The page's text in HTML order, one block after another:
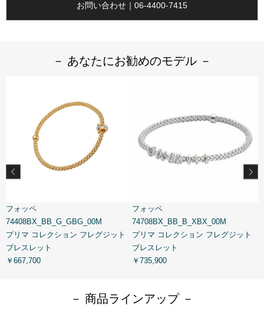
お問い合わせ｜06-4400-7415
－ あなたにお勧めのモデル －
フォッペ
74408BX_BB_G_GBG_00M
プリマ コレクション フレグジット
ブレスレット
￥667,700
フォッペ
74708BX_BB_B_XBX_00M
プリマ コレクション フレグジット
ブレスレット
￥735,900
－ 商品ラインアップ －